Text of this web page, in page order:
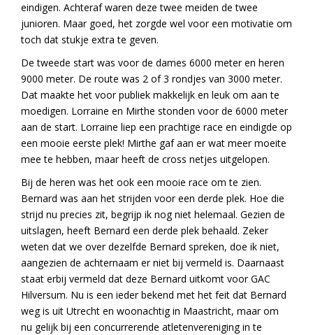
eindigen. Achteraf waren deze twee meiden de twee
junioren. Maar goed, het zorgde wel voor een motivatie om
toch dat stukje extra te geven.
De tweede start was voor de dames 6000 meter en heren
9000 meter. De route was 2 of 3 rondjes van 3000 meter.
Dat maakte het voor publiek makkelijk en leuk om aan te
moedigen. Lorraine en Mirthe stonden voor de 6000 meter
aan de start. Lorraine liep een prachtige race en eindigde op
een mooie eerste plek! Mirthe gaf aan er wat meer moeite
mee te hebben, maar heeft de cross netjes uitgelopen.
Bij de heren was het ook een mooie race om te zien.
Bernard was aan het strijden voor een derde plek. Hoe die
strijd nu precies zit, begrijp ik nog niet helemaal. Gezien de
uitslagen, heeft Bernard een derde plek behaald. Zeker
weten dat we over dezelfde Bernard spreken, doe ik niet,
aangezien de achternaam er niet bij vermeld is. Daarnaast
staat erbij vermeld dat deze Bernard uitkomt voor GAC
Hilversum. Nu is een ieder bekend met het feit dat Bernard
weg is uit Utrecht en woonachtig in Maastricht, maar om
nu gelijk bij een concurrerende atletenvereniging in te